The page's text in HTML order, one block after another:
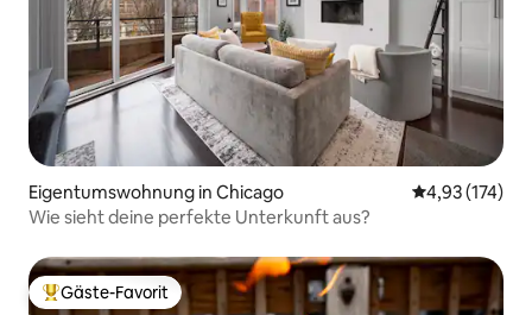
Eigentumswohnung in Chicago
4,93 (174)
Wie sieht deine perfekte Unterkunft aus?
Beliebter Gäste-Favorit.
Gäste-Favorit